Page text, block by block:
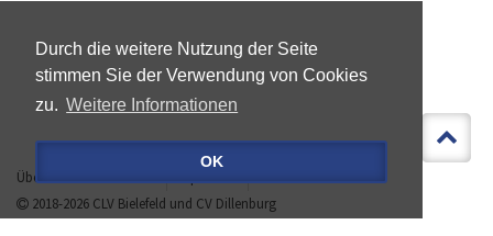
Durch die weitere Nutzung der Seite
stimmen Sie der Verwendung von Cookies
zu. Weitere Informationen
OK
Über »LEBEN IST MEHR«
2018-2026 CLV Bielefeld und CV Dillenburg